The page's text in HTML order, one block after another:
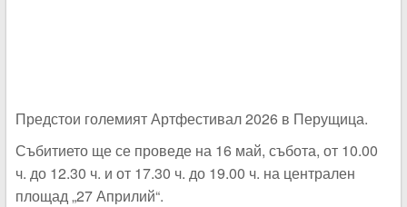
Предстои големият Артфестивал 2026 в Перущица.
Събитието ще се проведе на 16 май, събота, от 10.00
ч. до 12.30 ч. и от 17.30 ч. до 19.00 ч. на централен
площад „27 Априлий“.